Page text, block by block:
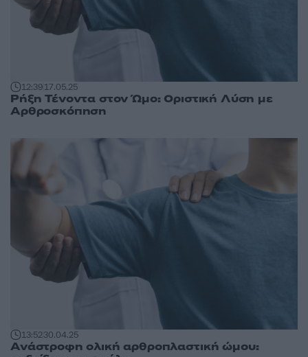
12:3917.05.25
Ρήξη Τένοντα στον Ώμο: Οριστική Λύση με
Αρθροσκόπηση
13:5230.04.25
Ανάστροφη ολική αρθροπλαστική ώμου: